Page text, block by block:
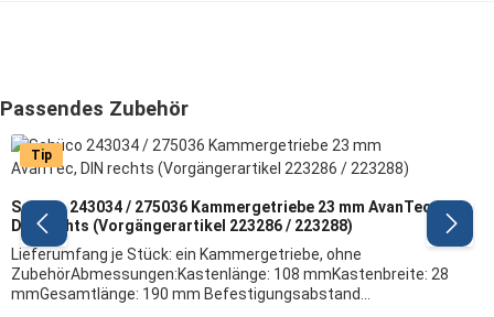
Skip product gallery
Passendes Zubehör
Tip
Schüco 243034 / 275036 Kammergetriebe 23 mm AvanTec,
DIN rechts (Vorgängerartikel 223286 / 223288)
Lieferumfang je Stück: ein Kammergetriebe, ohne
ZubehörAbmessungen:Kastenlänge: 108 mmKastenbreite: 28
mmGesamtlänge: 190 mm Befestigungsabstand